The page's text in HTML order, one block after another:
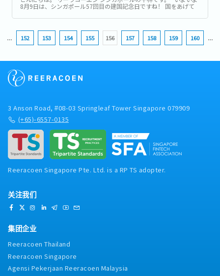
8月9日は、シンガポール57回目の建国記念日ですね！ 国をあげて
楽しみの一つでもあります。 ナショナルデーの詳細につきまして
… 152 153 154 155 156 157 158 159 160 …
3 Anson Road, #08-03 Springleaf Tower Singapore 079909
(+65)-6557-0135
Reeracoen Singapore Pte. Ltd. is a RP TS adopter.
关注我们
集团企业
Reeracoen Thailand
Reeracoen Singapore
Agensi Pekerjaan Reeracoen Malaysia